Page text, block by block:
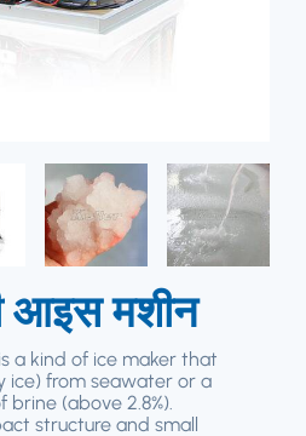
आइस मशीन
a kind of ice maker that
ice) from seawater or a
brine (above 2.8%).
structure and small